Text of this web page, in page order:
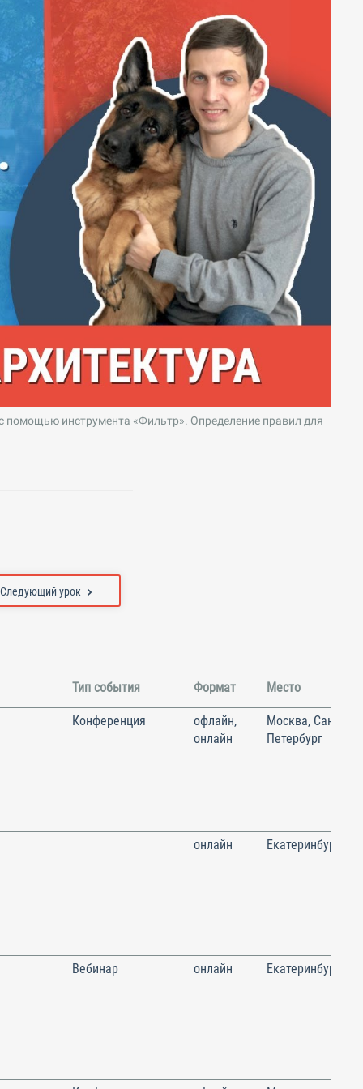
помощью инструмента «Фильтр». Определение правил для
Следующий урок
Тип события Формат Место
Конференция
офлайн,
онлайн
Москва, Санкт-
Петербург
онлайн Екатеринбург
Вебинар онлайн Екатеринбург